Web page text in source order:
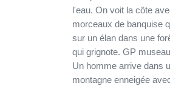
l'eau. On voit la côte
morceaux de banquise
sur un élan dans une
qui grignote. GP
Un homme arrive dans
montagne enneigée